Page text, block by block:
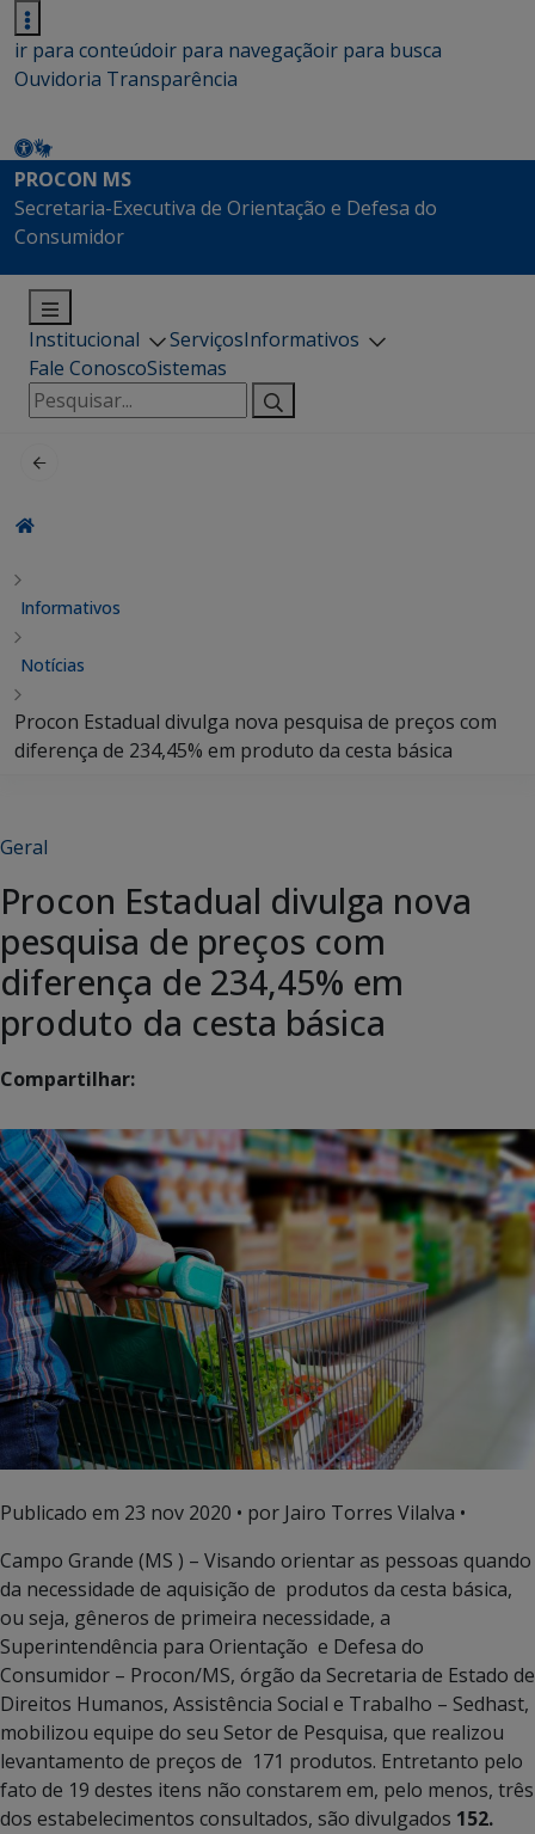
ir para conteúdoir para navegaçãoir para busca
Ouvidoria Transparência
PROCON MS
Secretaria-Executiva de Orientação e Defesa do
Consumidor
Institucional ServiçosInformativos
Fale ConoscoSistemas
Pesquisar
por:
Informativos
Notícias
Procon Estadual divulga nova pesquisa de preços com
diferença de 234,45% em produto da cesta básica
Geral
Procon Estadual divulga nova
pesquisa de preços com
diferença de 234,45% em
produto da cesta básica
Compartilhar:
Publicado em 23 nov 2020 • por Jairo Torres Vilalva •
Campo Grande (MS ) – Visando orientar as pessoas quando
da necessidade de aquisição de produtos da cesta básica,
ou seja, gêneros de primeira necessidade, a
Superintendência para Orientação e Defesa do
Consumidor – Procon/MS, órgão da Secretaria de Estado de
Direitos Humanos, Assistência Social e Trabalho – Sedhast,
mobilizou equipe do seu Setor de Pesquisa, que realizou
levantamento de preços de 171 produtos. Entretanto pelo
fato de 19 destes itens não constarem em, pelo menos, três
dos estabelecimentos consultados, são divulgados 152.